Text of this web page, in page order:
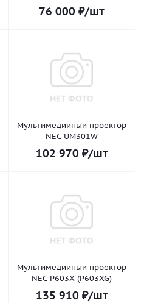
76 000 ₽/шт
Мультимедийный проектор
NEC UM301W
102 970 ₽/шт
Мультимедийный проектор
NEC P603X (P603XG)
135 910 ₽/шт